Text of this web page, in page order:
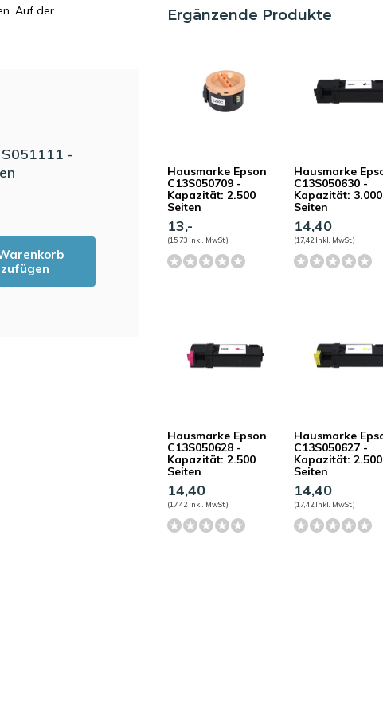
Auf der
-
Ergänzende Produkte
Hausmarke Epson
C13S050709 -
Kapazität: 2.500
Seiten
13,-
(15,73 Inkl. MwSt.)
Hausmarke
C13S050630 -
Kapazität: 3.000
Seiten
14,40
(17,42 Inkl. MwSt.)
Hausmarke Epson
C13S050628 -
Kapazität: 2.500
Seiten
14,40
(17,42 Inkl. MwSt.)
Hausmarke
C13S050627 -
Kapazität: 2.500
Seiten
14,40
(17,42 Inkl. MwSt.)